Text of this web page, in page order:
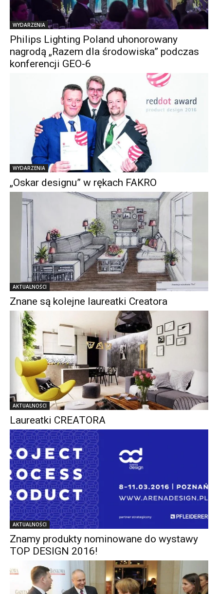
WYDARZENIA
Philips Lighting Poland uhonorowany
nagrodą „Razem dla środowiska” podczas
konferencji GEO-6
WYDARZENIA
„Oskar designu” w rękach FAKRO
AKTUALNOŚCI
Znane są kolejne laureatki Creatora
AKTUALNOŚCI
Laureatki CREATORA
AKTUALNOŚCI
Znamy produkty nominowane do wystawy
TOP DESIGN 2016!